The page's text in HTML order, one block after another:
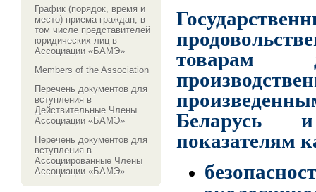
График (порядок, время и
место) приема граждан, в
том числе представителей
юридических лиц в
Ассоциации «БАМЭ»
Members of the Association
Перечень документов для
вступления в
Действительные Члены
Ассоциации «БАМЭ»
Перечень документов для
вступления в
Ассоциированные Члены
Ассоциации «БАМЭ»
товарам
Беларусь
показателям